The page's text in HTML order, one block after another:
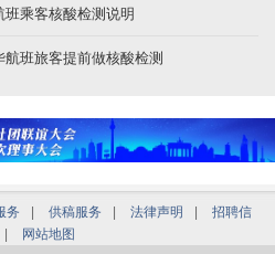
乘客核酸检测说明
班旅客提前做核酸检测
务 供稿服务 法律声明
招聘信
网站地图